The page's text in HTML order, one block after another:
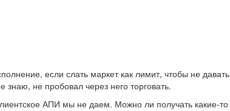
если слать маркет как лимит, чтобы не давать
не пробовал через него торговать.
АПИ мы не даем. Можно ли получать какие-то